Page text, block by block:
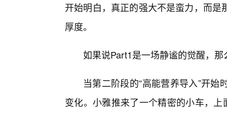
开始明白，真正的强大不是蛮力，而
厚度。
如果说Part1是一场静谧的觉醒，
当第二阶段的“高能营养导入”开
变化。小雅推来了一个精密的小车，